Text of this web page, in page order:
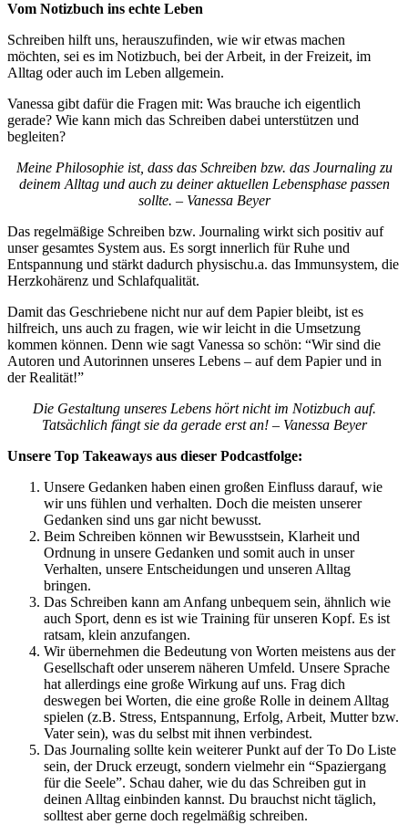
Vom Notizbuch ins echte Leben
Schreiben hilft uns, herauszufinden, wie wir etwas machen
möchten, sei es im Notizbuch, bei der Arbeit, in der Freizeit, im
Alltag oder auch im Leben allgemein.
Vanessa gibt dafür die Fragen mit: Was brauche ich eigentlich
gerade? Wie kann mich das Schreiben dabei unterstützen und
begleiten?
Meine Philosophie ist, dass das Schreiben bzw. das Journaling zu
deinem Alltag und auch zu deiner aktuellen Lebensphase passen
sollte. – Vanessa Beyer
Das regelmäßige Schreiben bzw. Journaling wirkt sich positiv auf
unser gesamtes System aus. Es sorgt innerlich für Ruhe und
Entspannung und stärkt dadurch physischu.a. das Immunsystem, die
Herzkohärenz und Schlafqualität.
Damit das Geschriebene nicht nur auf dem Papier bleibt, ist es
hilfreich, uns auch zu fragen, wie wir leicht in die Umsetzung
kommen können. Denn wie sagt Vanessa so schön: “Wir sind die
Autoren und Autorinnen unseres Lebens – auf dem Papier und in
der Realität!”
Die Gestaltung unseres Lebens hört nicht im Notizbuch auf.
Tatsächlich fängt sie da gerade erst an! – Vanessa Beyer
Unsere Top Takeaways aus dieser Podcastfolge:
Unsere Gedanken haben einen großen Einfluss darauf, wie
wir uns fühlen und verhalten. Doch die meisten unserer
Gedanken sind uns gar nicht bewusst.
Beim Schreiben können wir Bewusstsein, Klarheit und
Ordnung in unsere Gedanken und somit auch in unser
Verhalten, unsere Entscheidungen und unseren Alltag
bringen.
Das Schreiben kann am Anfang unbequem sein, ähnlich wie
auch Sport, denn es ist wie Training für unseren Kopf. Es ist
ratsam, klein anzufangen.
Wir übernehmen die Bedeutung von Worten meistens aus der
Gesellschaft oder unserem näheren Umfeld. Unsere Sprache
hat allerdings eine große Wirkung auf uns. Frag dich
deswegen bei Worten, die eine große Rolle in deinem Alltag
spielen (z.B. Stress, Entspannung, Erfolg, Arbeit, Mutter bzw.
Vater sein), was du selbst mit ihnen verbindest.
Das Journaling sollte kein weiterer Punkt auf der To Do Liste
sein, der Druck erzeugt, sondern vielmehr ein “Spaziergang
für die Seele”. Schau daher, wie du das Schreiben gut in
deinen Alltag einbinden kannst. Du brauchst nicht täglich,
solltest aber gerne doch regelmäßig schreiben.